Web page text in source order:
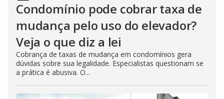
Condomínio pode cobrar taxa de
mudança pelo uso do elevador?
Veja o que diz a lei
Cobrança de taxas de mudança em condomínios gera
dúvidas sobre sua legalidade. Especialistas questionam se
a prática é abusiva. O...